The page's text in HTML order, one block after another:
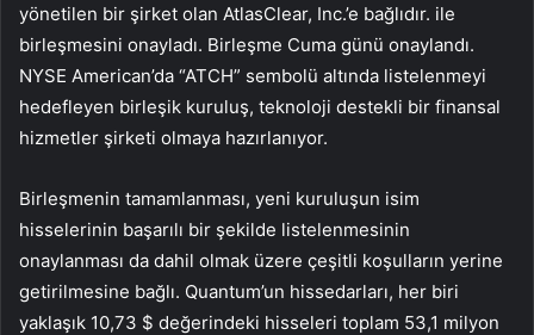
yönetilen bir şirket olan AtlasClear, Inc.’e bağlıdır. ile
birleşmesini onayladı. Birleşme Cuma günü onaylandı.
NYSE American’da “ATCH” sembolü altında listelenmeyi
hedefleyen birleşik kuruluş, teknoloji destekli bir finansal
hizmetler şirketi olmaya hazırlanıyor.
Birleşmenin tamamlanması, yeni kuruluşun isim
hisselerinin başarılı bir şekilde listelenmesinin
onaylanması da dahil olmak üzere çeşitli koşulların yerine
getirilmesine bağlı. Quantum’un hissedarları, her biri
yaklaşık 10,73 $ değerindeki hisseleri toplam 53,1 milyon